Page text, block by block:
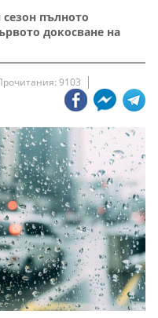
пълното
докосване на
9103